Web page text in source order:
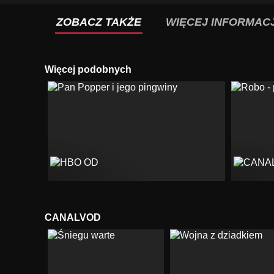
ZOBACZ TAKŻE WIĘCEJ
Więcej podobnych
CANALVOD